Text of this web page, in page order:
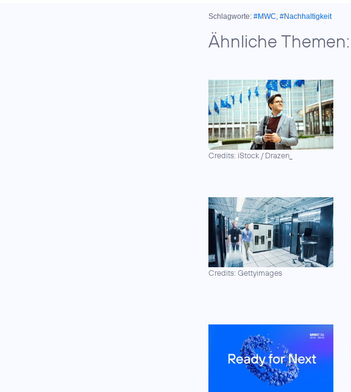
Schlagworte: #MWC #Nachhaltigkeit
Ähnliche Themen:
Credits: iStock / Drazen_
Credits: Gettyimages